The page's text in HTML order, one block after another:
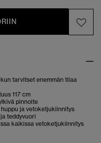
tarvitset enemmän tilaa
117 cm
pinnoite
ja vetoketjukiinnitys
teddyvuori
kaikissa vetoketjukiinnitys